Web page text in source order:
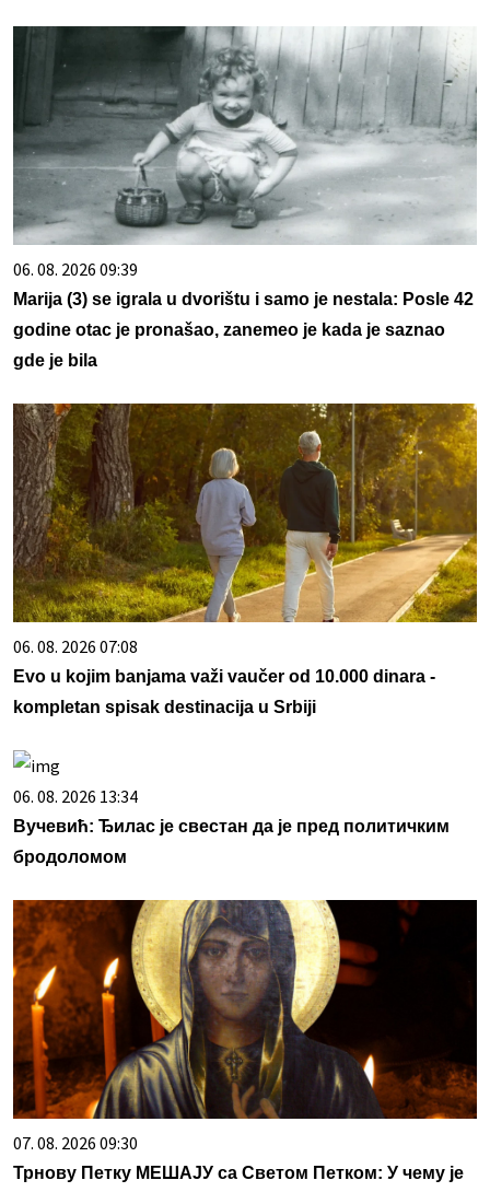
06. 08. 2026 09:39
Marija (3) se igrala u dvorištu i samo je nestala: Posle 42
godine otac je pronašao, zanemeo je kada je saznao
gde je bila
06. 08. 2026 07:08
Evo u kojim banjama važi vaučer od 10.000 dinara -
kompletan spisak destinacija u Srbiji
06. 08. 2026 13:34
Вучевић: Ђилас је свестан да је пред политичким
бродоломом
07. 08. 2026 09:30
Трнову Петку МЕШАЈУ са Светом Петком: У чему је